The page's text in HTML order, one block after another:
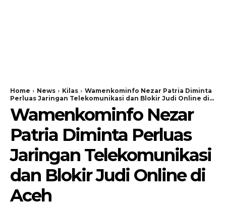
Home News Kilas
Wamenkominfo Nezar Patria Diminta
Perluas Jaringan Telekomunikasi dan Blokir Judi Online di...
Wamenkominfo Nezar
Patria Diminta Perluas
Jaringan Telekomunikasi
dan Blokir Judi Online di
Aceh